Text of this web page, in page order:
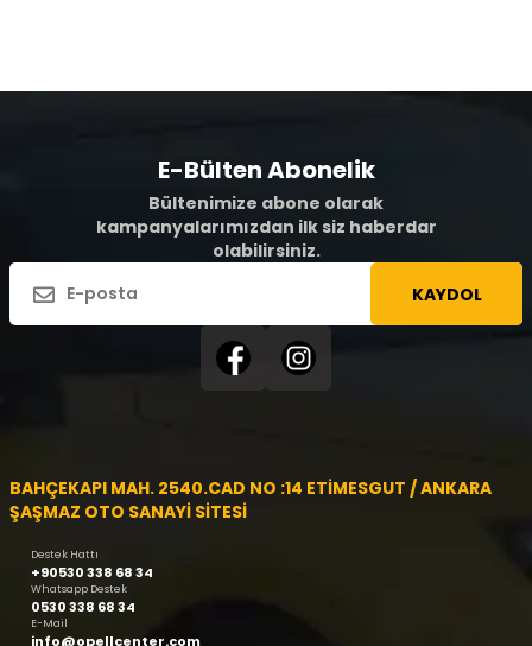
E-Bülten Abonelik
Bültenimize abone olarak
kampanyalarımızdan ilk siz haberdar
olabilirsiniz.
KAYDOL
BAHÇEKAPI MAH. 2540.CAD NO :14 ETİMESGUT / ANKARA
ŞAŞMAZ OTO SANAYİ SİTESİ
Destek Hattı
+90530 338 68 34
Whatsapp Destek
0530 338 68 34
E-Mail
info@opellcenter.com